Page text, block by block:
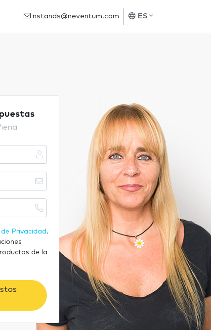
nstands@neventum.com ES
Privacidad .
de la